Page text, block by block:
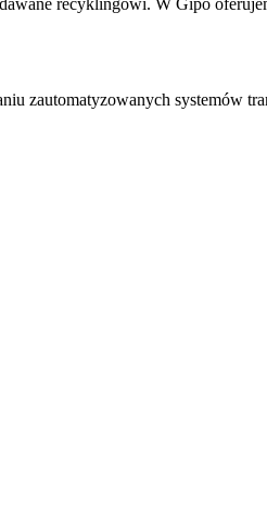
recyklingowi. W Gipo
zautomatyzowanych systemów